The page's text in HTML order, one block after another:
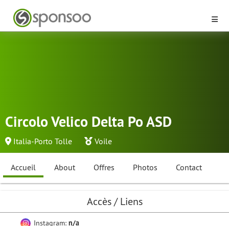
Circolo Velico Delta Po ASD
Italia-Porto Tolle Voile
Accueil About Offres Photos Contact
Accès / Liens
Instagram: n/a